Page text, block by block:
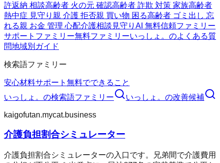
許返納 相談高齢者 火の元 確認高齢者 詐欺 対策 家族高齢者
熱中症 見守り 親 介護 拒否親 買い物 困る高齢者 ゴミ出し 忘
れる親 お金 管理 心配介護相談 見守りAI 無料信頼ファミリー
サポートファミリー無料ファミリーいっしょ。のよくある質
問地域別ガイド
検索語ファミリー
安心材料サポート 無料でできること
いっしょ。 の検索語ファミリー いっしょ。 の改善候補
kaigofutan.mycat.business
介護負担割合シミュレーター
介護負担割合シミュレーターの入口です。兄弟間で介護費用